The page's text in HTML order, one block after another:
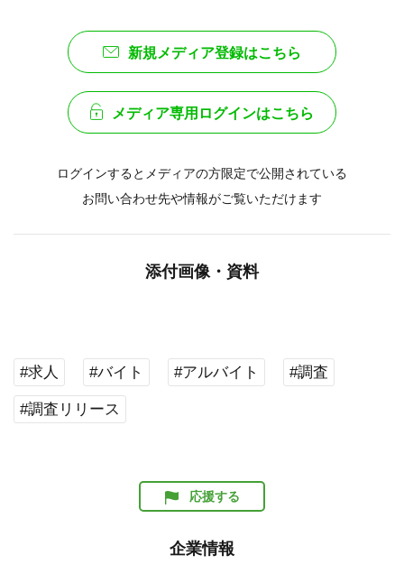
新規メディア登録はこちら
メディア専用ログインはこちら
ログインするとメディアの方限定で公開されている
お問い合わせ先や情報がご覧いただけます
添付画像・資料
#求人 #バイト #アルバイト #調査
#調査リリース
応援する
企業情報